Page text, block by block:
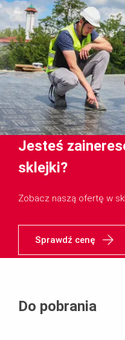
Jesteś
sklejki?
Zobacz naszą ofertę w
Sprawdź cenę
Do pobrania